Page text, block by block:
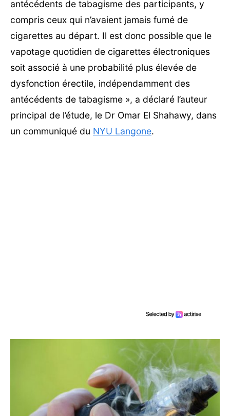
antécédents de tabagisme des participants, y
compris ceux qui n’avaient jamais fumé de
cigarettes au départ. Il est donc possible que le
vapotage quotidien de cigarettes électroniques
soit associé à une probabilité plus élevée de
dysfonction érectile, indépendamment des
antécédents de tabagisme », a déclaré l’auteur
principal de l’étude, le Dr Omar El Shahawy, dans
un communiqué du NYU Langone.